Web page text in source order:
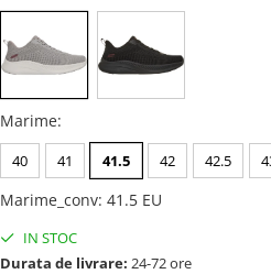
Marime:
40 41 41.5 42 42.5
Marime_conv: 41.5 EU
IN STOC
Durata de livrare: 24-72 ore